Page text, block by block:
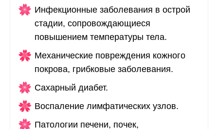
Инфекционные заболевания в острой
стадии, сопровождающиеся
повышением температуры тела.
Механические повреждения кожного
покрова, грибковые заболевания.
Сахарный диабет.
Воспаление лимфатических узлов.
Патологии печени, почек,